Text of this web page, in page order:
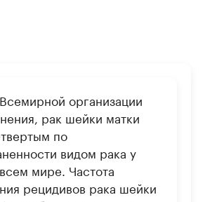
организации
рак шейки матки
по
видом рака у
мире. Частота
рецидивов рака шейки